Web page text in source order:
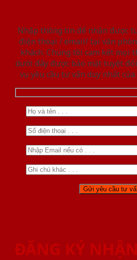
Nhập thông tin để nhận được
điện thoại / email/ tại văn
khách. Chúng tôi cam kết mọi
dưới đây được bảo mật tuyệt
vụ yêu cầu tư vấn duy nhất
ĐĂNG KÝ